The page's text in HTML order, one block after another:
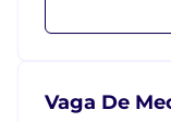
Vaga De